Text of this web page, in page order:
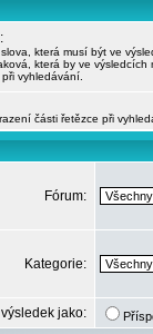
která musí být ve
která by ve výsledcích
vyhledávání.
části řetězce při
Fórum:
Kategorie:
jako: